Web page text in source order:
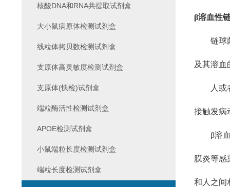
β溶血性
链球
及其溶血
人或
接触发病
β溶
膜炎等感
和人之间
核酸DNA和RNA共提取试剂盒
大小鼠病原体检测试剂盒
线粒体拷贝数检测试剂盒
支原体高灵敏度检测试剂盒
支原体(快检)试剂盒
端粒酶活性检测试剂盒
APOE检测试剂盒
小鼠端粒长度检测试剂盒
端粒长度检测试剂盒